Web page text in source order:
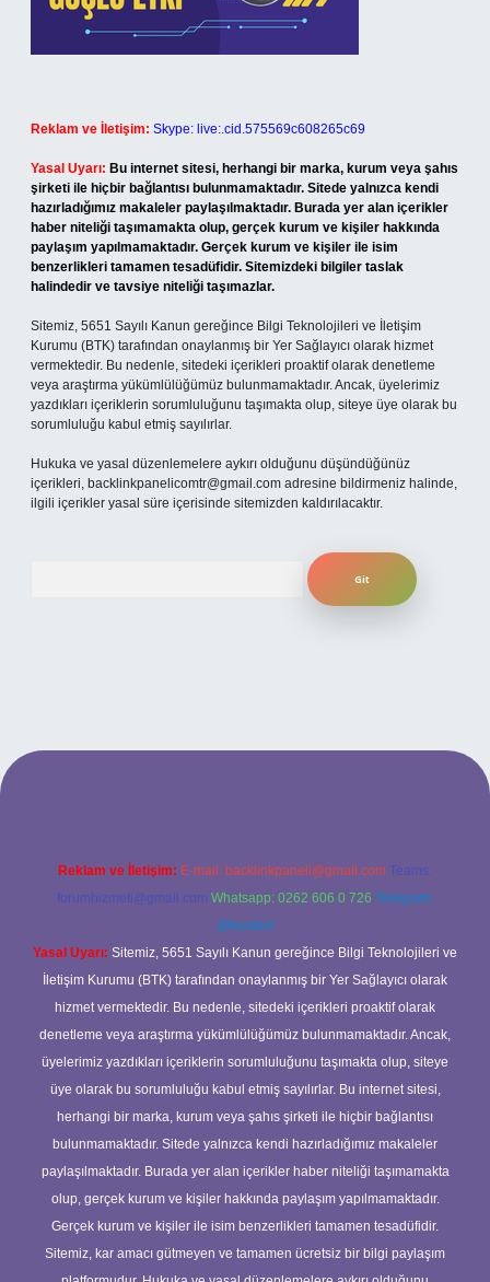
Reklam ve İletişim: Skype: live:.cid.575569c608265c69
Yasal Uyarı: Bu internet sitesi, herhangi bir marka, kurum veya şahıs
şirketi ile hiçbir bağlantısı bulunmamaktadır. Sitede yalnızca kendi
hazırladığımız makaleler paylaşılmaktadır. Burada yer alan içerikler
haber niteliği taşımamakta olup, gerçek kurum ve kişiler hakkında
paylaşım yapılmamaktadır. Gerçek kurum ve kişiler ile isim
benzerlikleri tamamen tesadüfidir. Sitemizdeki bilgiler taslak
halindedir ve tavsiye niteliği taşımazlar.
Sitemiz, 5651 Sayılı Kanun gereğince Bilgi Teknolojileri ve İletişim
Kurumu (BTK) tarafından onaylanmış bir Yer Sağlayıcı olarak hizmet
vermektedir. Bu nedenle, sitedeki içerikleri proaktif olarak denetleme
veya araştırma yükümlülüğümüz bulunmamaktadır. Ancak, üyelerimiz
yazdıkları içeriklerin sorumluluğunu taşımakta olup, siteye üye olarak bu
sorumluluğu kabul etmiş sayılırlar.
Hukuka ve yasal düzenlemelere aykırı olduğunu düşündüğünüz
içerikleri, backlinkpanelicomtr@gmail.com adresine bildirmeniz halinde,
ilgili içerikler yasal süre içerisinde sitemizden kaldırılacaktır.
giriş
Reklam ve İletişim: E-mail: backlinkpaneli@gmail.com Teams:
forumhizmeti@gmail.com Whatsapp: 0262 606 0 726 Telegram:
@karabul
Yasal Uyarı: Sitemiz, 5651 Sayılı Kanun gereğince Bilgi Teknolojileri ve
İletişim Kurumu (BTK) tarafından onaylanmış bir Yer Sağlayıcı olarak
hizmet vermektedir. Bu nedenle, sitedeki içerikleri proaktif olarak
denetleme veya araştırma yükümlülüğümüz bulunmamaktadır. Ancak,
üyelerimiz yazdıkları içeriklerin sorumluluğunu taşımakta olup, siteye
üye olarak bu sorumluluğu kabul etmiş sayılırlar. Bu internet sitesi,
herhangi bir marka, kurum veya şahıs şirketi ile hiçbir bağlantısı
bulunmamaktadır. Sitede yalnızca kendi hazırladığımız makaleler
paylaşılmaktadır. Burada yer alan içerikler haber niteliği taşımamakta
olup, gerçek kurum ve kişiler hakkında paylaşım yapılmamaktadır.
Gerçek kurum ve kişiler ile isim benzerlikleri tamamen tesadüfidir.
Sitemiz, kar amacı gütmeyen ve tamamen ücretsiz bir bilgi paylaşım